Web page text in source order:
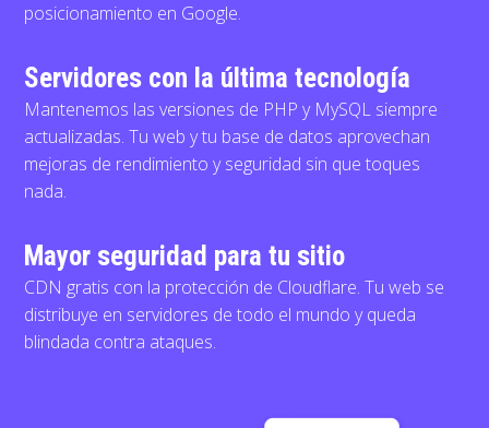
posicionamiento en Google.
Servidores con la última tecnología
Mantenemos las versiones de PHP y MySQL siempre
actualizadas. Tu web y tu base de datos aprovechan
mejoras de rendimiento y seguridad sin que toques
nada.
Mayor seguridad para tu sitio
CDN gratis con la protección de Cloudflare. Tu web se
distribuye en servidores de todo el mundo y queda
blindada contra ataques.